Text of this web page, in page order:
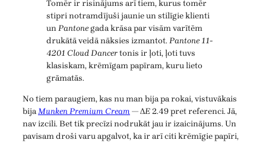
Tomēr ir risinājums arī tiem, kurus tomēr
stipri notramdījuši jaunie un stilīgie klienti
unPantonegada krāsa par visām varītēm
drukātā veidā nāksies izmantot. Pantone 11-
4201 Cloud Dancertonis ir ļoti, ļoti tuvs
klasiskam, krēmīgam papīram, kuru lieto
grāmatās.
No tiem paraugiem, kas nu man bija pa rokai, vistuvākais
bijaMunken Premium Cream— ΔE2.49 pret referenci. Jā,
nav izcili. Bet tik precīzi nodrukāt jau ir izaicinājums. Un
pavisam droši varu apgalvot, ka ir arī citi krēmīgie papīri,